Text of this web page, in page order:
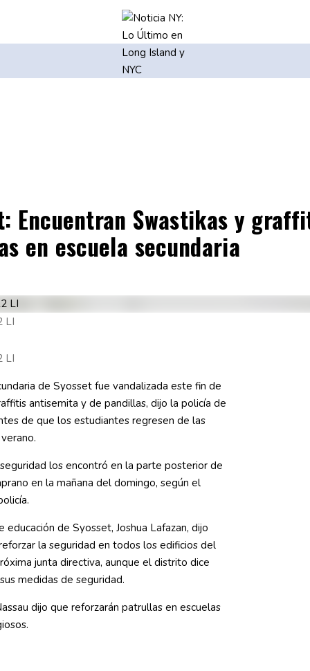
Encuentran Swastikas y
en escuela secundaria
LI
LI
de Syosset fue vandalizada este fin de
antisemita y de pandillas, dijo la policía de
de que los estudiantes regresen de las
los encontró en la parte posterior de
en la mañana del domingo, según el
educación de Syosset, Joshua Lafazan, dijo
la seguridad en todos los edificios del
junta directiva, aunque el distrito dice
medidas de seguridad.
dijo que reforzarán patrullas en escuelas